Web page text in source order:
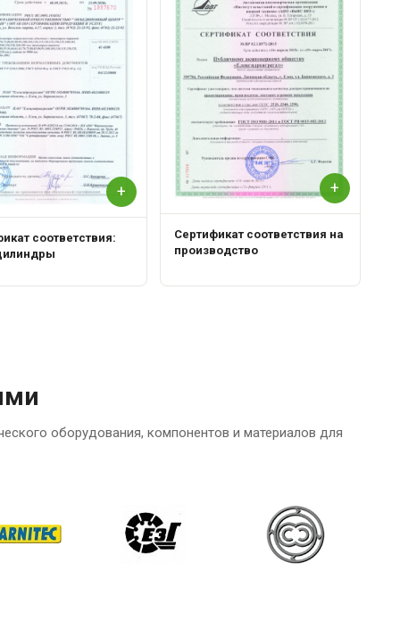
+
соответствия:
+
Сертификат соответствия на
производство
оборудования, компонентов и материалов для